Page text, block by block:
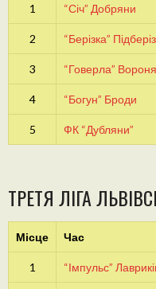
1 “Січ” Добряни
2 “Берізка”
3 “Говерла”
4 “Богун” Броди
5 ФК “Дубляни”
ТРЕТЯ ЛІГА
Місце Час
1 “Імпульс”